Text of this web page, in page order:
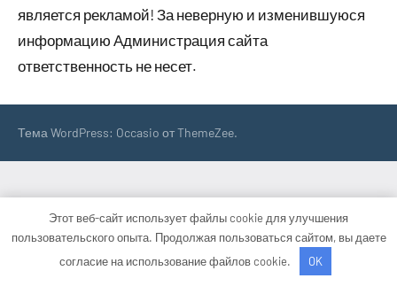
является рекламой! За неверную и изменившуюся
информацию Администрация сайта
ответственность не несет.
Тема WordPress: Occasio от ThemeZee.
Этот веб-сайт использует файлы cookie для улучшения
пользовательского опыта. Продолжая пользоваться сайтом, вы даете
согласие на использование файлов cookie.
OK